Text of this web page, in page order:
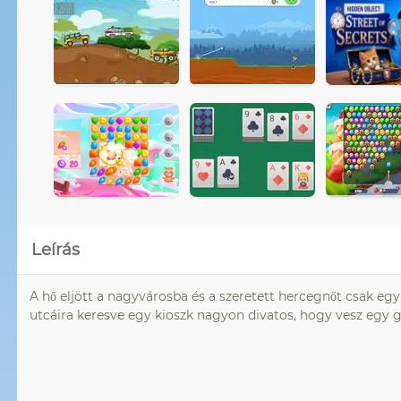
Leírás
A hő eljött a nagyvárosba és a szeretett hercegnőt csak
utcáira keresve egy kioszk nagyon divatos, hogy vesz egy